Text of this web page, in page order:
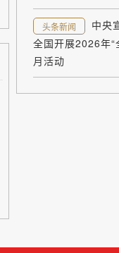
头条新闻
中央
全国开展2026年“
月活动